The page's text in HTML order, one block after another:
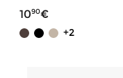
1090
+2